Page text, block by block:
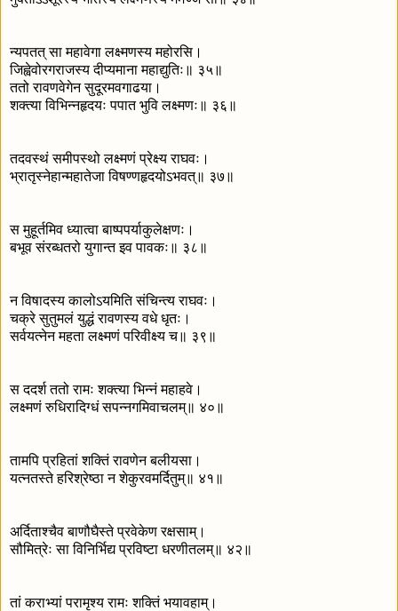
न्यपतत् सा महावेगा लक्ष्मणस्य महोरसि।
जिह्वेवोरगराजस्य दीप्यमाना महाद्युतिः॥ ३५॥
ततो रावणवेगेन सुदूरमवगाढया।
शक्त्या विभिन्नहृदयः पपात भुवि लक्ष्मणः॥ ३६॥
तदवस्थं समीपस्थो लक्ष्मणं प्रेक्ष्य राघवः।
भ्रातृस्नेहान्महातेजा विषण्णहृदयोऽभवत्॥ ३७॥
स मुहूर्तमिव ध्यात्वा बाष्पपर्याकुलेक्षणः।
बभूव संरब्धतरो युगान्त इव पावकः॥ ३८॥
न विषादस्य कालोऽयमिति संचिन्त्य राघवः।
चक्रे सुतुमलं युद्धं रावणस्य वधे धृतः।
सर्वयत्नेन महता लक्ष्मणं परिवीक्ष्य च॥ ३९॥
स ददर्श ततो रामः शक्त्या भिन्नं महाहवे।
लक्ष्मणं रुधिरादिग्धं सपन्नगमिवाचलम्॥ ४०॥
तामपि प्रहितां शक्तिं रावणेन बलीयसा।
यत्नतस्ते हरिश्रेष्ठा न शेकुरवमर्दितुम्॥ ४१॥
अर्दिताश्चैव बाणौघैस्ते प्रवेकेण रक्षसाम्।
सौमित्रेः सा विनिर्भिद्य प्रविष्टा धरणीतलम्॥ ४२॥
तां कराभ्यां परामृश्य रामः शक्तिं भयावहाम्।